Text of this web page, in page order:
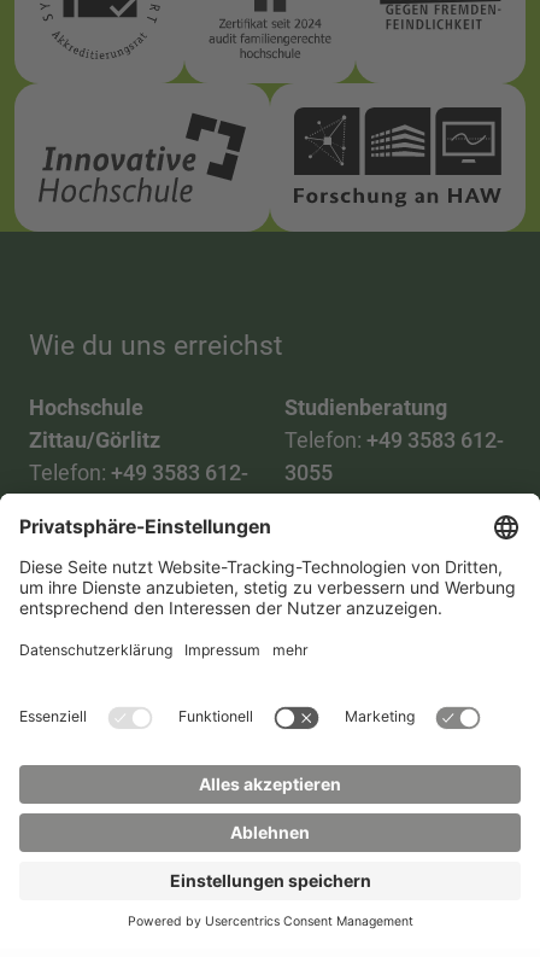
Wie du uns erreichst
Hochschule
Zittau/Görlitz
Telefon: +49 3583 612-
Mail:info(at)hszg.de
Studienberatung
Telefon: +49 3583 612-
3055
Mail:
stud.info(at)hszg.de
TransparenzgesetzKontakt Lageplan